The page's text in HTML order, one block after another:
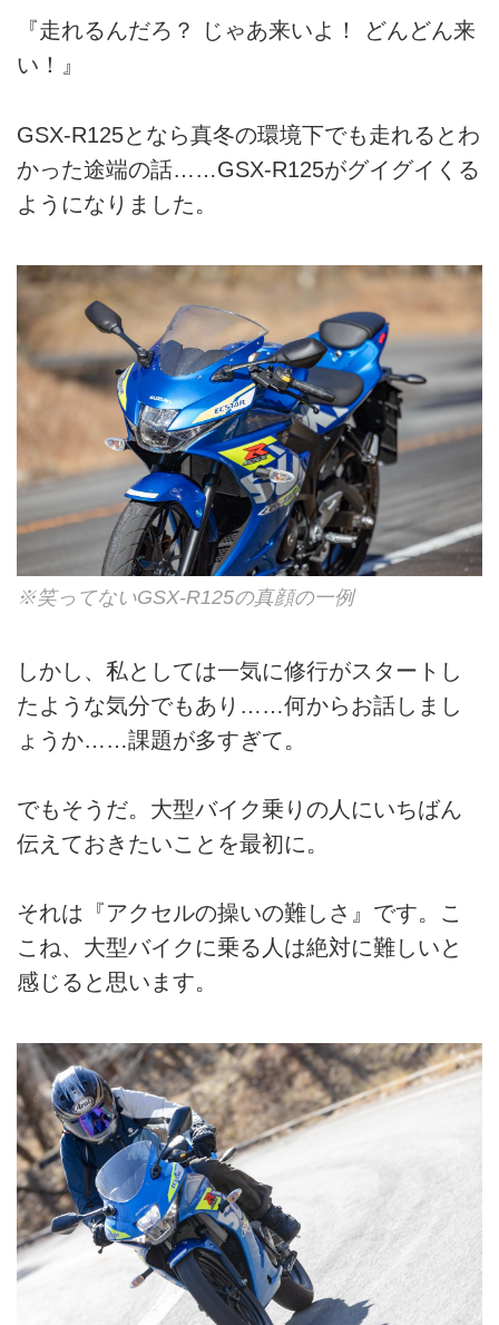
『走れるんだろ？ じゃあ来いよ！ どんどん来
い！』
GSX-R125となら真冬の環境下でも走れるとわ
かった途端の話……GSX-R125がグイグイくる
ようになりました。
※笑ってないGSX-R125の真顔の一例
しかし、私としては一気に修行がスタートし
たような気分でもあり……何からお話しまし
ょうか……課題が多すぎて。
でもそうだ。大型バイク乗りの人にいちばん
伝えておきたいことを最初に。
それは『アクセルの操いの難しさ』です。こ
こね、大型バイクに乗る人は絶対に難しいと
感じると思います。